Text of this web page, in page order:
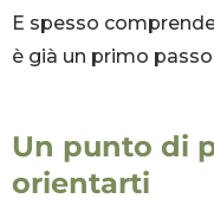
E spesso
è già un primo
Un punto di
orientarti